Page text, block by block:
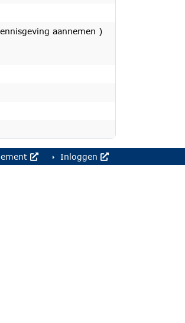
aannemen )
Inloggen